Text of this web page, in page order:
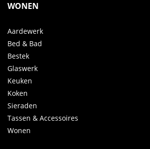
WONEN
Aardewerk
Bed & Bad
Bestek
Glaswerk
Keuken
Koken
Sieraden
Tassen & Accessoires
Wonen